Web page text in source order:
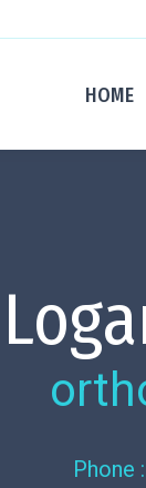
HOME
Phone :